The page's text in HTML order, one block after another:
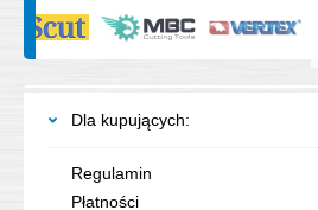
Dla kupujących:
Regulamin
Płatności